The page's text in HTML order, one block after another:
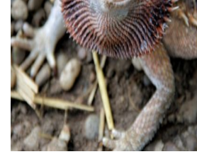
REPTILER OG AMFIBIER
Bearded Dragon Care 101:
begyndersvejledning
9,2026